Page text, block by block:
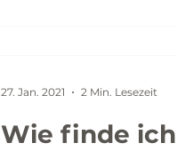
Wie finde
27. Jan. 2021 2 Min. Lesezeit